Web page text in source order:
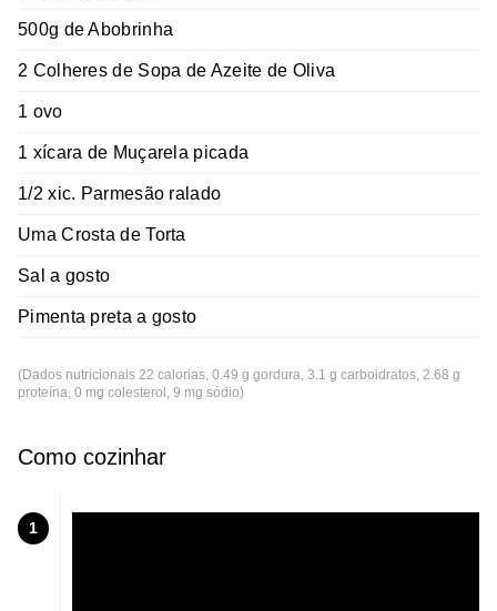
500g de Abobrinha
2 Colheres de Sopa de Azeite de Oliva
1 ovo
1 xícara de Muçarela picada
1/2 xic. Parmesão ralado
Uma Crosta de Torta
Sal a gosto
Pimenta preta a gosto
(Dados nutricionais 22 calorias, 0.49 g gordura, 3.1 g carboidratos, 2.68 g
proteína, 0 mg colesterol, 9 mg sódio)
Como cozinhar
1